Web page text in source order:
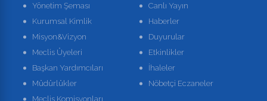
Yönetim Şeması
Kurumsal Kimlik
Misyon&Vizyon
Meclis Üyeleri
Başkan Yardımcıları
Müdürlükler
Meclis Komisyonları
Canlı Yayın
Haberler
Duyurular
Etkinlikler
İhaleler
Nöbetçi Eczaneler